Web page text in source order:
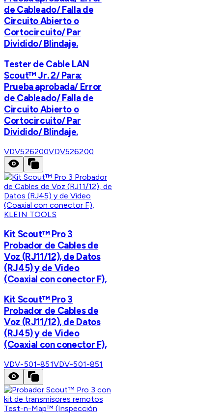
de Cableado/ Falla de
Circuito Abierto o
Cortocircuito/ Par
Dividido/ Blindaje.
Tester de Cable LAN
Scout™ Jr. 2/ Para:
Prueba aprobada/ Error
de Cableado/ Falla de
Circuito Abierto o
Cortocircuito/ Par
Dividido/ Blindaje.
VDV526200VDV526200
KLEIN TOOLS
Kit Scout™ Pro 3
Probador de Cables de
Voz (RJ11/12), de Datos
(RJ45) y de Video
(Coaxial con conector F),
Kit Scout™ Pro 3
Probador de Cables de
Voz (RJ11/12), de Datos
(RJ45) y de Video
(Coaxial con conector F),
VDV-501-851VDV-501-851